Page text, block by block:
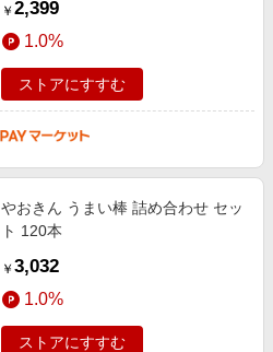
￥ 2,399
1.0%
ストアにすすむ
やおきん うまい棒 詰め合わせ セッ
ト 120本
￥ 3,032
1.0%
ストアにすすむ